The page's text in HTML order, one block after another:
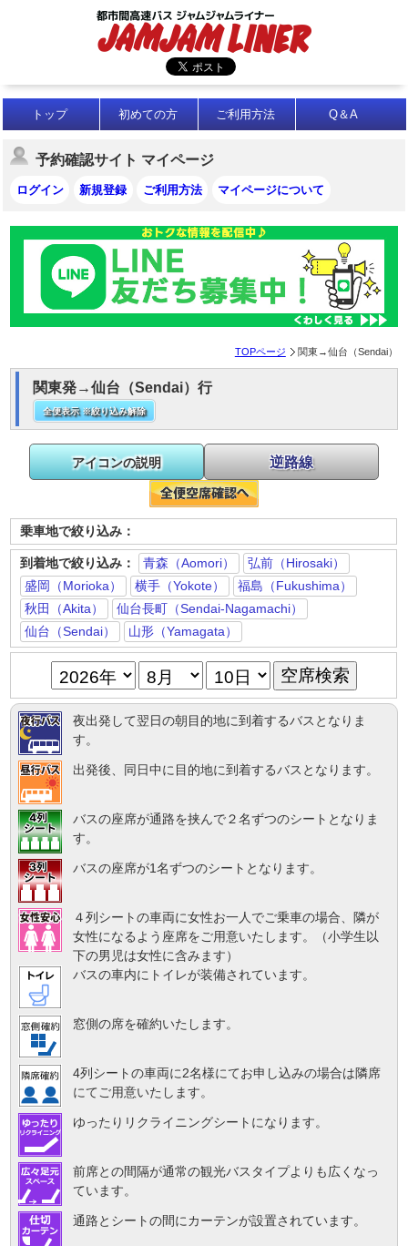
トップ 初めての方 ご利用方法 Q＆A
予約確認サイト マイページ
ログイン 新規登録 ご利用方法 マイページについて
TOPページ 関東→仙台（Sendai）
関東発→仙台（Sendai）行
全便表示 ※絞り込み解除
乗車地で絞り込み：
到着地で絞り込み： 青森（Aomori）
弘前（Hirosaki）
盛岡（Morioka）
横手（Yokote）
福島（Fukushima）
秋田（Akita）
仙台長町（Sendai-Nagamachi）
仙台（Sendai）
山形（Yamagata）
アイコンの説明 逆路線
夜出発して翌日の朝目的地に到着するバスとなりま
す。
出発後、同日中に目的地に到着するバスとなります。
バスの座席が通路を挟んで２名ずつのシートとなりま
す。
バスの座席が1名ずつのシートとなります。
４列シートの車両に女性お一人でご乗車の場合、隣が
女性になるよう座席をご用意いたします。（小学生以
下の男児は女性に含みます）
バスの車内にトイレが装備されています。
窓側の席を確約いたします。
4列シートの車両に2名様にてお申し込みの場合は隣席
にてご用意いたします。
ゆったりリクライニングシートになります。
前席との間隔が通常の観光バスタイプよりも広くなっ
ています。
通路とシートの間にカーテンが設置されています。